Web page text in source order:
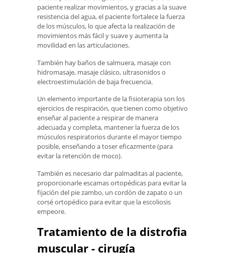
paciente realizar movimientos, y gracias a la suave
resistencia del agua, el paciente fortalece la fuerza
de los músculos, lo que afecta la realización de
movimientos más fácil y suave y aumenta la
movilidad en las articulaciones.
También hay baños de salmuera, masaje con
hidromasaje, masaje clásico, ultrasonidos o
electroestimulación de baja frecuencia.
Un elemento importante de la fisioterapia son los
ejercicios de respiración, que tienen como objetivo
enseñar al paciente a respirar de manera
adecuada y completa, mantener la fuerza de los
músculos respiratorios durante el mayor tiempo
posible, enseñando a toser eficazmente (para
evitar la retención de moco).
También es necesario dar palmaditas al paciente,
proporcionarle escamas ortopédicas para evitar la
fijación del pie zambo, un cordón de zapato o un
corsé ortopédico para evitar que la escoliosis
empeore.
Tratamiento de la distrofia
muscular - cirugía